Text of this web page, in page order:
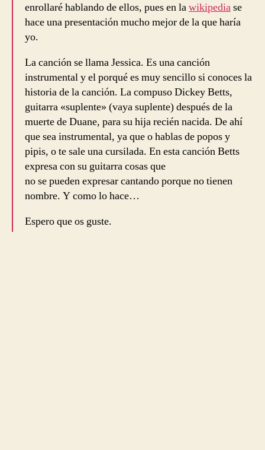
enrollaré hablando de ellos, pues en lawikipediase
hace una presentación mucho mejor de la que haría
yo.
La canción se llama Jessica. Es una canción
instrumental y el porqué es muy sencillo si conoces la
historia de la canción. La compuso Dickey Betts,
guitarra «suplente» (vaya suplente) después de la
muerte de Duane, para su hija recién nacida. De ahí
que sea instrumental, ya que o hablas de popos y
pipis, o te sale una cursilada. En esta canción Betts
expresa con su guitarra cosas que
no se pueden expresar cantando porque no tienen
nombre. Y como lo hace…
Espero que os guste.